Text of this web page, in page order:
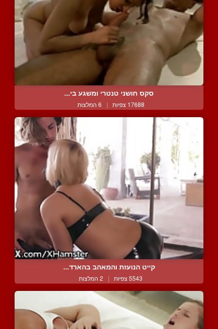
סקס חושני טנטרי ומשגע בי...
17688 צפיות | 6 המלצות
קייט הנועזת והמאהב בהארד...
5543 צפיות | 2 המלצות